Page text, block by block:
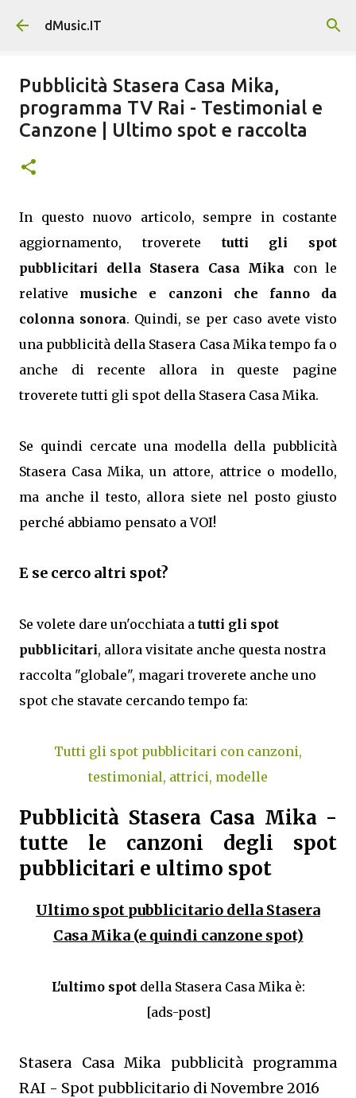
Passa ai contenuti principali
dMusic.IT
Pubblicità Stasera Casa Mika,
programma TV Rai - Testimonial e
Canzone | Ultimo spot e raccolta
In questo nuovo articolo, sempre in costante
aggiornamento, troverete tutti gli spot
pubblicitari della Stasera Casa Mika con le
relative musiche e canzoni che fanno da
colonna sonora. Quindi, se per caso avete visto
una pubblicità della Stasera Casa Mika tempo fa o
anche di recente allora in queste pagine
troverete tutti gli spot della Stasera Casa Mika.
Se quindi cercate una modella della pubblicità
Stasera Casa Mika, un attore, attrice o modello,
ma anche il testo, allora siete nel posto giusto
perché abbiamo pensato a VOI!
E se cerco altri spot?
Se volete dare un'occhiata a tutti gli spot
pubblicitari, allora visitate anche questa nostra
raccolta "globale", magari troverete anche uno
spot che stavate cercando tempo fa:
Tutti gli spot pubblicitari con canzoni,
testimonial, attrici, modelle
Pubblicità Stasera Casa Mika -
tutte le canzoni degli spot
pubblicitari e ultimo spot
Ultimo spot pubblicitario della Stasera
Casa Mika (e quindi canzone spot)
L'ultimo spot della Stasera Casa Mika è:
[ads-post]
Stasera Casa Mika pubblicità programma
RAI - Spot pubblicitario di Novembre 2016